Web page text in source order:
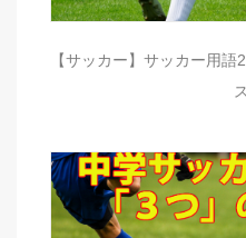
【サッカー】サッカー用